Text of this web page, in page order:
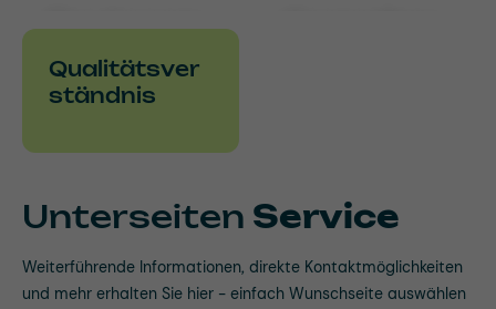
Environm
ental
Social
ce
Qualitätsver
ständnis
Unterseiten Service
Weiterführende Informationen, direkte Kontaktmöglichkeiten
und mehr erhalten Sie hier - einfach Wunschseite auswählen